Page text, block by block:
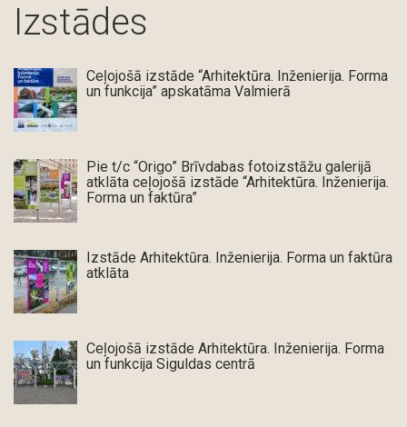
Izstādes
Ceļojošā izstāde “Arhitektūra. Inženierija. Forma
un funkcija” apskatāma Valmierā
Pie t/c “Origo” Brīvdabas fotoizstāžu galerijā
atklāta ceļojošā izstāde “Arhitektūra. Inženierija.
Forma un faktūra”
Izstāde Arhitektūra. Inženierija. Forma un faktūra
atklāta
Ceļojošā izstāde Arhitektūra. Inženierija. Forma
un funkcija Siguldas centrā